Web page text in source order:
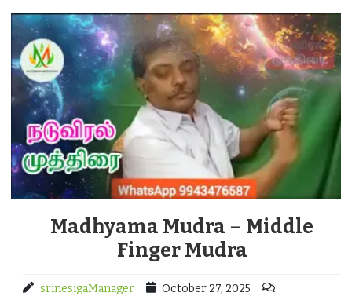
Madhyama Mudra – Middle
Finger Mudra
srinesigaManager October 27, 2025